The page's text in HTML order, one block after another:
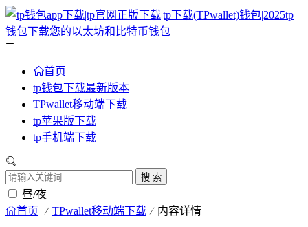
首页
tp钱包下载最新版本
TPwallet移动端下载
tp苹果版下载
tp手机端下载
搜 索
昼/夜
首页 TPwallet移动端下载 内容详情